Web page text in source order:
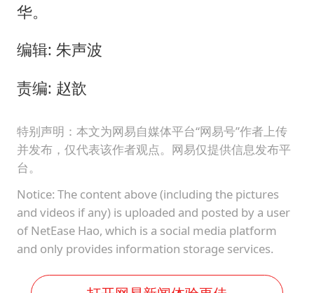
华。
编辑: 朱声波
责编: 赵歆
特别声明：本文为网易自媒体平台“网易号”作者上传
并发布，仅代表该作者观点。网易仅提供信息发布平
台。
Notice: The content above (including the pictures
and videos if any) is uploaded and posted by a user
of NetEase Hao, which is a social media platform
and only provides information storage services.